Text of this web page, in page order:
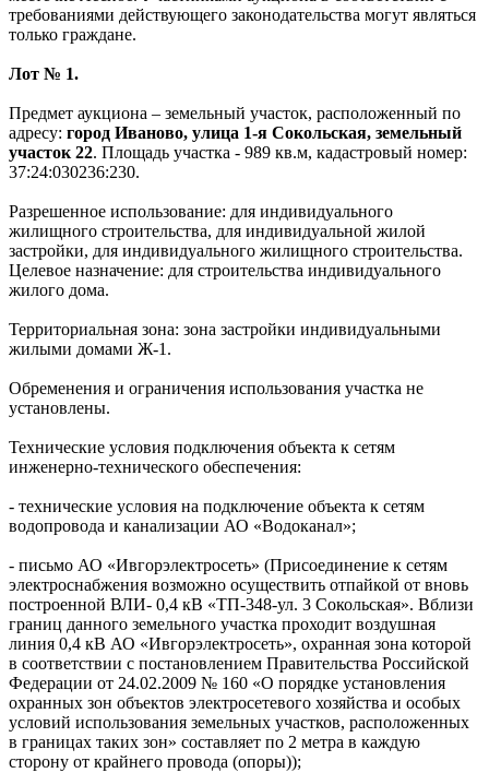
требованиями действующего законодательства могут являться
только граждане.
Лот № 1.
Предмет аукциона – земельный участок, расположенный по
адресу: город Иваново, улица 1-я Сокольская, земельный
участок 22. Площадь участка - 989 кв.м, кадастровый номер:
37:24:030236:230.
Разрешенное использование: для индивидуального
жилищного строительства, для индивидуальной жилой
застройки, для индивидуального жилищного строительства.
Целевое назначение: для строительства индивидуального
жилого дома.
Территориальная зона: зона застройки индивидуальными
жилыми домами Ж-1.
Обременения и ограничения использования участка не
установлены.
Технические условия подключения объекта к сетям
инженерно-технического обеспечения:
- технические условия на подключение объекта к сетям
водопровода и канализации АО «Водоканал»;
- письмо АО «Ивгорэлектросеть» (Присоединение к сетям
электроснабжения возможно осуществить отпайкой от вновь
построенной ВЛИ- 0,4 кВ «ТП-348-ул. 3 Сокольская». Вблизи
границ данного земельного участка проходит воздушная
линия 0,4 кВ АО «Ивгорэлектросеть», охранная зона которой
в соответствии с постановлением Правительства Российской
Федерации от 24.02.2009 № 160 «О порядке установления
охранных зон объектов электросетевого хозяйства и особых
условий использования земельных участков, расположенных
в границах таких зон» составляет по 2 метра в каждую
сторону от крайнего провода (опоры));